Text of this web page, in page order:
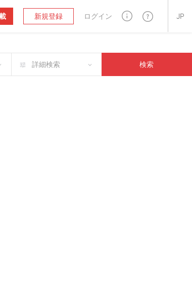
新規登録 ログイン JP
詳細検索 検索